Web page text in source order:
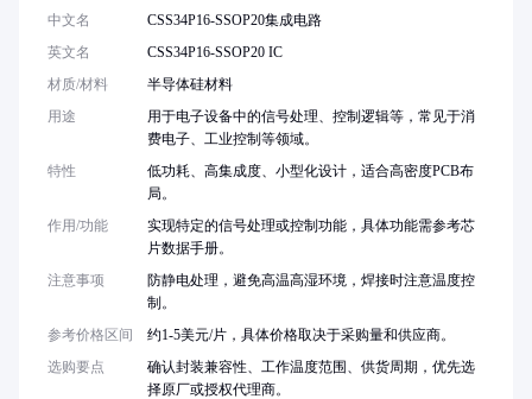
中文名
CSS34P16-SSOP20集成电路
英文名
CSS34P16-SSOP20 IC
材质/材料
半导体硅材料
用途
用于电子设备中的信号处理、控制逻辑等，常见于消
费电子、工业控制等领域。
特性
低功耗、高集成度、小型化设计，适合高密度PCB布
局。
作用/功能
实现特定的信号处理或控制功能，具体功能需参考芯
片数据手册。
注意事项
防静电处理，避免高温高湿环境，焊接时注意温度控
制。
参考价格区间
约1-5美元/片，具体价格取决于采购量和供应商。
选购要点
确认封装兼容性、工作温度范围、供货周期，优先选
择原厂或授权代理商。